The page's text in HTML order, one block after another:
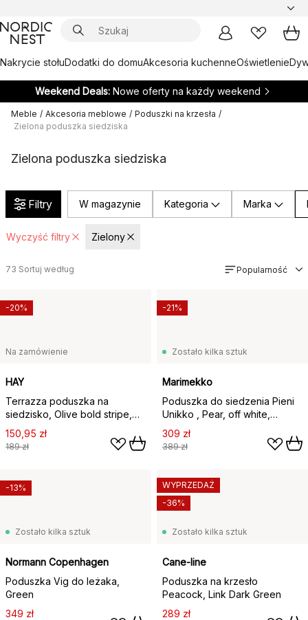
Nakrycie stołuDodatki do domuAkcesoria kuchenneOświetlenie
Weekend Deals: Nowe oferty na każdy weekend
Meble / Akcesoria meblowe / Poduszki na krzesła /
Zielona poduszka siedziska
Zielona poduszka siedziska
Filtry W magazynie Kategoria Marka
Wyczyść filtry Zielony
73 Sortuj według Popularność
Na zamówienie
HAY
Terrazza poduszka na
siedzisko, Olive bold stripe,
40x40 cm
150,95 zł
189 zł
-20%
Zostało kilka sztuk
Marimekko
Poduszka do siedzenia Pieni
Unikko , Pear, off white,
melon, Ø35 cm
309 zł
389 zł
-21%
Zostało kilka sztuk
Normann Copenhagen
Poduszka Vig do leżaka,
Green
349 zł
-13%
Zostało kilka sztuk
Cane-line
Poduszka na krzesło
Peacock, Link Dark Green
289 zł
WYPRZEDAŻ
-36%